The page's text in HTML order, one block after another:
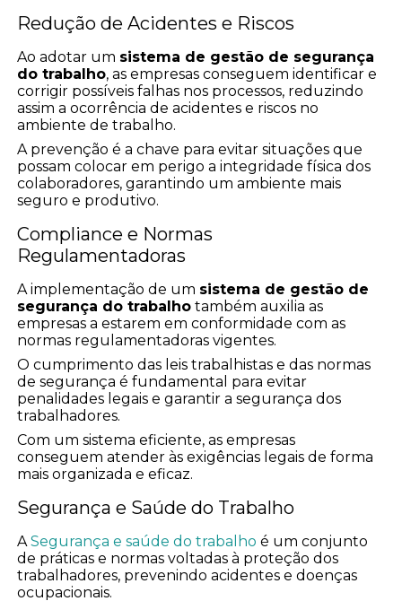
Redução de Acidentes e Riscos
Ao adotar um sistema de gestão de segurança
do trabalho, as empresas conseguem identificar e
corrigir possíveis falhas nos processos, reduzindo
assim a ocorrência de acidentes e riscos no
ambiente de trabalho.
A prevenção é a chave para evitar situações que
possam colocar em perigo a integridade física dos
colaboradores, garantindo um ambiente mais
seguro e produtivo.
Compliance e Normas
Regulamentadoras
A implementação de um sistema de gestão de
segurança do trabalho também auxilia as
empresas a estarem em conformidade com as
normas regulamentadoras vigentes.
O cumprimento das leis trabalhistas e das normas
de segurança é fundamental para evitar
penalidades legais e garantir a segurança dos
trabalhadores.
Com um sistema eficiente, as empresas
conseguem atender às exigências legais de forma
mais organizada e eficaz.
Segurança e Saúde do Trabalho
ASegurança e saúde do trabalho é um conjunto
de práticas e normas voltadas à proteção dos
trabalhadores, prevenindo acidentes e doenças
ocupacionais.